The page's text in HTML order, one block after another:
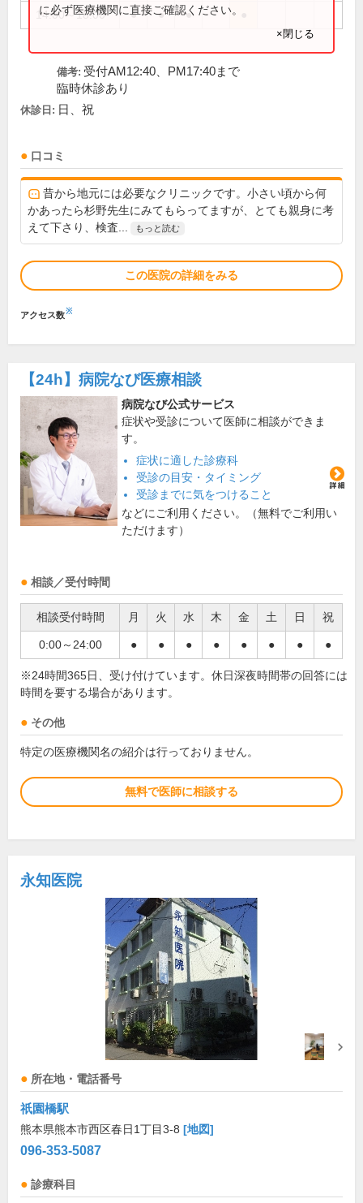
14:00～18:00 ● ● ●
に必ず医療機関に直接ご確認ください。
×閉じる
備考: 受付AM12:40、PM17:40まで
臨時休診あり
休診日: 日、祝
口コミ
昔から地元には必要なクリニックです。小さい頃から何
かあったら杉野先生にみてもらってますが、とても親身に考
えて下さり、検査...
もっと読む
この医院の詳細をみる
アクセス数※
【24h】 病院なび医療相談
病院なび公式サービス
症状や受診について医師に相談ができま
す。
症状に適した診療科
受診の目安・タイミング
受診までに気をつけること
などにご利用ください。（無料でご利用い
ただけます）
相談／受付時間
相談受付時間 月 火 水 木 金 土 日 祝
0:00～24:00 ● ● ● ● ● ● ● ●
※24時間365日、受け付けています。休日深夜時間帯の回答には
時間を要する場合があります。
その他
特定の医療機関名の紹介は行っておりません。
無料で医師に相談する
永知医院
所在地・電話番号
祇園橋駅
熊本県熊本市西区春日1丁目3-8 [地図]
096-353-5087
診療科目